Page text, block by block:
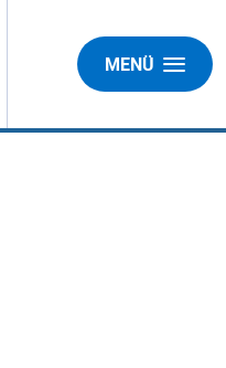
MENÜ